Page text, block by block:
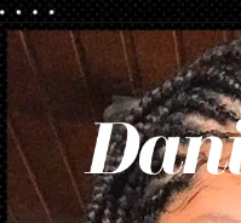
Opening